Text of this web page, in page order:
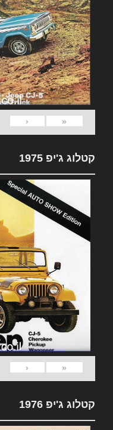
«
‹
קטלוג ג'יפ 1975
«
‹
קטלוג ג'יפ 1976